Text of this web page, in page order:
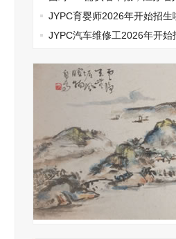
何选择沉默
JYPC育婴师2026年开始招生
JYPC汽车维修工2026年开始